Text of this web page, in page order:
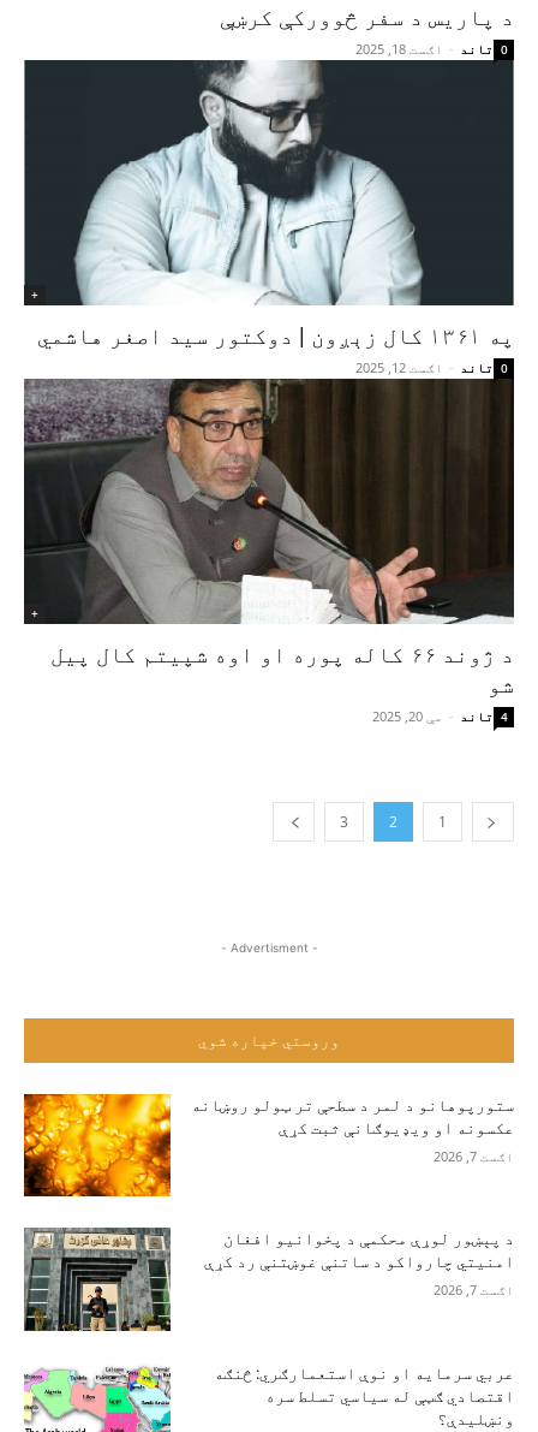
د پاریس د سفر څوورکې کرښې
تاند - اګست 18, 2025 0
+
په ۱۳۶۱ کال زېږون | دوکتور سید اصغر هاشمي
تاند - اګست 12, 2025 0
+
د ژوند ۶۶ کاله پوره او اوه شپیتم کال پيل
شو
تاند - مې 20, 2025 4
1
2
3
- Advertisment -
وروستي خپاره شوي
ستورپوهانو د لمر د سطحې تر ټولو روښانه
عکسونه او ویډیوګانې ثبت کړې
اګست 7, 2026
د پېښور لوړې محکمې د پخوانیو افغان
امنیتي چارواکو د ساتنې غوښتنې رد کړې
اګست 7, 2026
عربي سرمایه او نوې استعمارګري: څنګه
اقتصادي ګټې له سیاسي تسلط سره
ونښلیدې؟